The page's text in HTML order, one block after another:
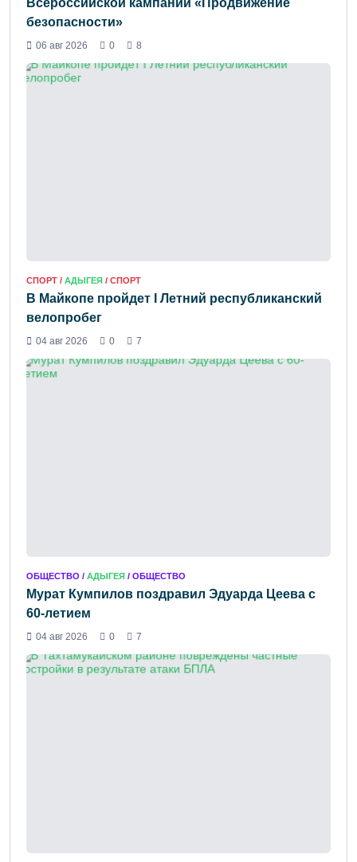
безопасности»
06 авг 2026 0 8
СПОРТ / АДЫГЕЯ / СПОРТ
В Майкопе пройдет I Летний республиканский
велопробег
04 авг 2026 0 7
ОБЩЕСТВО / АДЫГЕЯ / ОБЩЕСТВО
Мурат Кумпилов поздравил Эдуарда Цеева с
60-летием
04 авг 2026 0 7